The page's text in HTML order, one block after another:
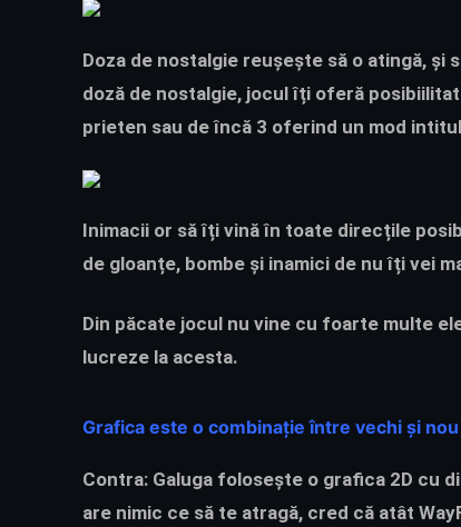
Doza de nostalgie reușește să o atingă, și
doză de nostalgie, jocul îți oferă
prieten sau de încă 3 oferind un mod
Inimacii or să îți vină în toate direcțile
de gloanțe, bombe și inamici de nu îți vei
Din păcate jocul nu vine cu foarte multe
lucreze la acesta.
Grafica este o combinație între vechi și nou
Contra: Galuga folosește o grafica 2D cu
are nimic ce să te atragă, cred că atât